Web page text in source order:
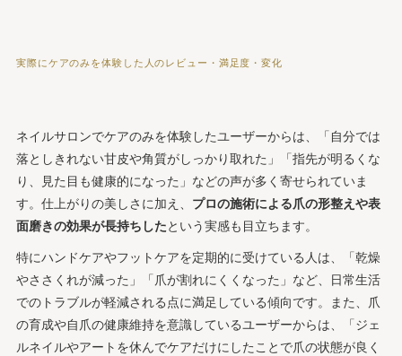
実際にケアのみを体験した人のレビュー・満足度・変化
ネイルサロンでケアのみを体験したユーザーからは、「自分では
落としきれない甘皮や角質がしっかり取れた」「指先が明るくな
り、見た目も健康的になった」などの声が多く寄せられていま
す。仕上がりの美しさに加え、 プロの施術による爪の形整えや表
面磨きの効果が長持ちした という実感も目立ちます。
特にハンドケアやフットケアを定期的に受けている人は、「乾燥
やささくれが減った」「爪が割れにくくなった」など、日常生活
でのトラブルが軽減される点に満足している傾向です。また、爪
の育成や自爪の健康維持を意識しているユーザーからは、「ジェ
ルネイルやアートを休んでケアだけにしたことで爪の状態が良く